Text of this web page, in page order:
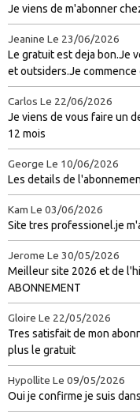
Je viens de m'abonner
Jeanine Le 23/06/2026
Le gratuit est deja bon.Je
et outsiders.Je commence
Carlos Le 22/06/2026
Je viens de vous faire un
12 mois
George Le 10/06/2026
Les details de
Kam Le 03/06/2026
Site tres professionel.je
Jerome Le 30/05/2026
Meilleur site 2026 et de
ABONNEMENT
Gloire Le 22/05/2026
Tres satisfait de mon
plus le gratuit
Hypollite Le 09/05/2026
Oui je confirme je suis